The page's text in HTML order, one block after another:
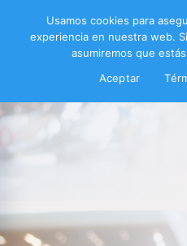
Usamos cookies para
experiencia en nuestra web.
asumiremos que
Aceptar